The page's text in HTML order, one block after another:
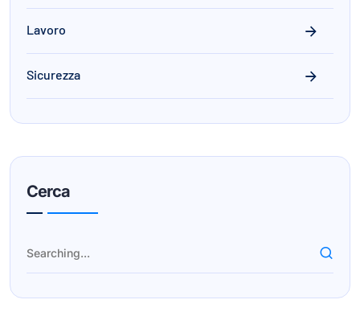
Lavoro
Sicurezza
Cerca